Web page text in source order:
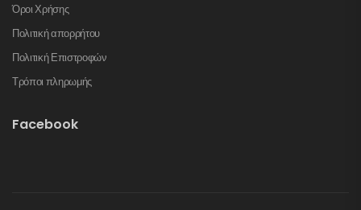
Όροι Χρήσης
Πολιτική απορρήτου
Πολιτική Επιστροφών
Τρόποι πληρωμής
Facebook